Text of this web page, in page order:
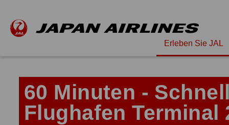
Erleben Sie JAL
60 Minuten -
Flughafen Terminal